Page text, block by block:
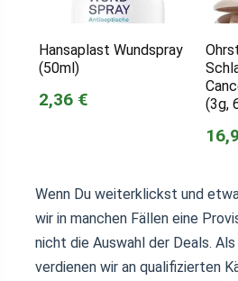
Hansaplast Wundspray
(50ml)
2,36 €
(3g,
Wenn Du weiterklickst und
wir in manchen Fällen eine
nicht die Auswahl der Deals.
verdienen wir an qualifizierten